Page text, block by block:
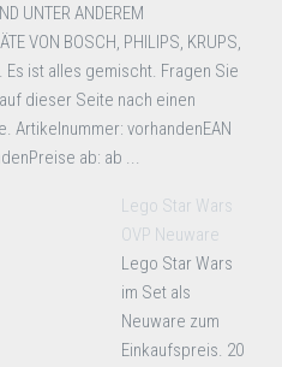
UNTER ANDEREM
VON BOSCH, PHILIPS, KRUPS,
Es ist alles gemischt. Fragen Sie
dieser Seite nach einen
Artikelnummer: vorhandenEAN
ab: ab ...
Lego Star Wars
OVP Neuware
Lego Star Wars
im Set als
Neuware zum
Einkaufspreis. 20